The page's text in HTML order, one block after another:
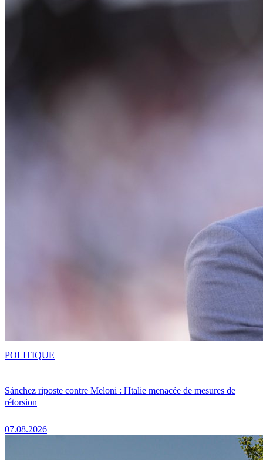
Sánchez riposte contre Meloni : l'Italie menacée de mesures de
rétorsion
07.08.2026
POLITIQUE